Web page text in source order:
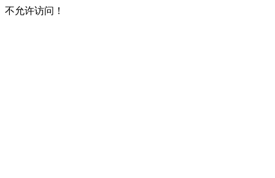
不允许访问！